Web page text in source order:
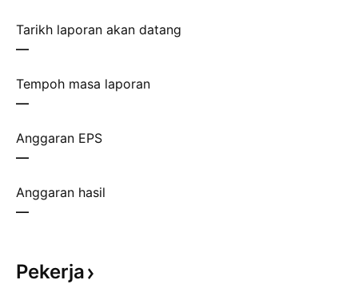
Tarikh laporan akan datang
—
Tempoh masa laporan
—
Anggaran EPS
—
Anggaran hasil
—
Pekerja